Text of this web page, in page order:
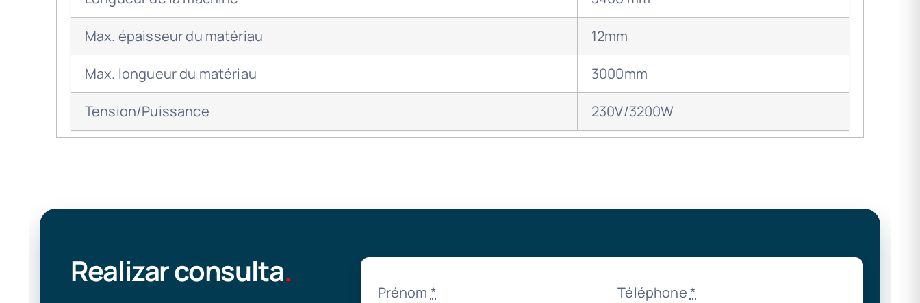
Max. épaisseur du matériau 12mm
Max. longueur du matériau 3000mm
Tension/Puissance 230V/3200W
Realizar consulta.
Prénom * Téléphone*